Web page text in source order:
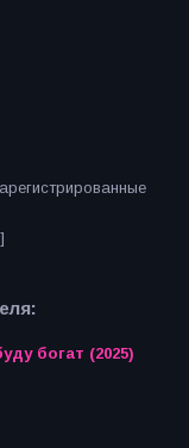
]
богат (2025)